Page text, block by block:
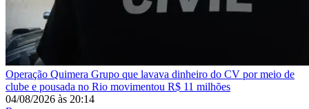
Operação Quimera Grupo que lavava dinheiro do CV por meio de
clube e pousada no Rio movimentou R$ 11 milhões
04/08/2026 às 20:14